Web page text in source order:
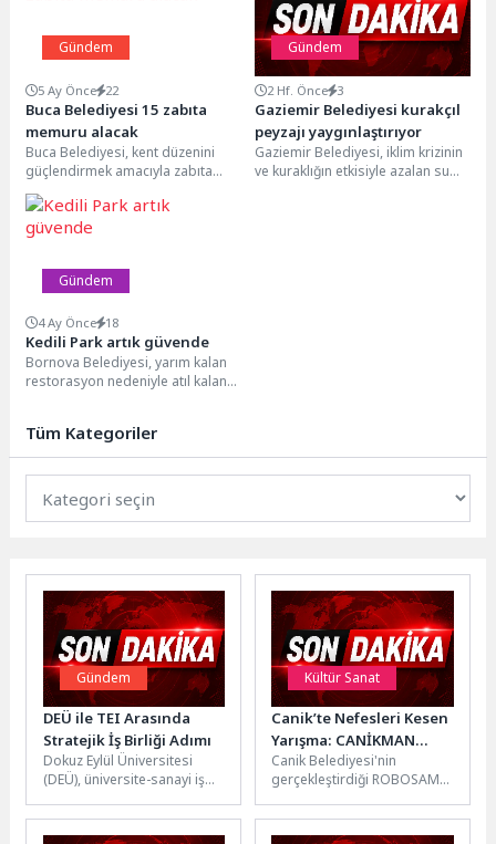
Gündem
5 Ay Önce 22
Buca Belediyesi 15 zabıta
memuru alacak
Buca Belediyesi, kent düzenini
güçlendirmek amacıyla zabıta
kadrosunu genişletiyor. İlk kez
atanacak 15 zabıta memuru...
Gündem
2 Hf. Önce 3
Gaziemir Belediyesi kurakçıl
peyzajı yaygınlaştırıyor
Gaziemir Belediyesi, iklim krizinin
ve kuraklığın etkisiyle azalan su
Gündem
4 Ay Önce 18
Kedili Park artık güvende
Bornova Belediyesi, yarım kalan
restorasyon nedeniyle atıl kalan
Tüm Kategoriler
Gündem
DEÜ ile TEI Arasında
Stratejik İş Birliği Adımı
Dokuz Eylül Üniversitesi
(DEÜ), üniversite-sanayi iş
hedefi doğrultusunda
önemli bir temasa daha
Kültür Sanat
Canik’te Nefesleri Kesen
Yarışma: CANİKMAN
Gençlerle Buluştu
Canik Belediyesi'nin
gerçekleştirdiği ROBOSAM
öğrenciler, tasarladıkları ve
ürettikleri 258 robotla tozu